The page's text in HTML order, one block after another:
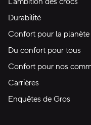
Durabilité
Confort pour la planète
Du confort pour tous
Confort pour nos
Carrières
Enquêtes de Gros